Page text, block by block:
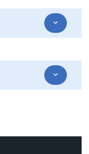
expand_more
expand_more